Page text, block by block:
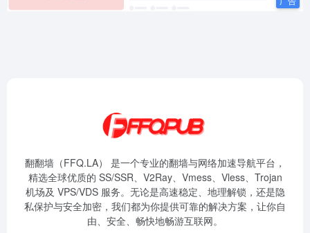
翻翻墙（FFQ.LA） 是一个专业的翻墙与网络加速导航平台，
精选全球优质的 SS/SSR、V2Ray、Vmess、Vless、Trojan
机场及 VPS/VDS 服务。无论是高速稳定、地理解锁，还是隐
私保护与安全加密，我们都为你提供可靠的解决方案，让你自
由、安全、畅快地畅游互联网。